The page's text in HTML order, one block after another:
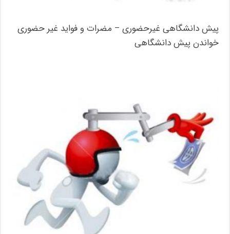
پیش دانشگاهی غیرحضوری – مضرات و فواید غیر حضوری
خواندن پیش دانشگاهی